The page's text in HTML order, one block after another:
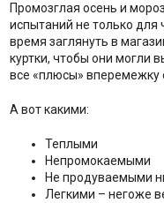
Промозглая осень и
испытаний не только
время заглянуть в
куртки, чтобы они могли
все «плюсы» вперемежку
А вот какими:
Теплыми
Непромокаемыми
Не продуваемыми
Легкими – негоже